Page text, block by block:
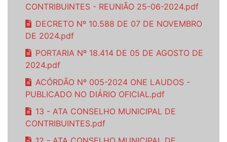
CONTRIBUINTES - REUNIÃO 25-06-2024.pdf
DECRETO Nº 10.588 DE 07 DE NOVEMBRO
DE 2024.pdf
PORTARIA Nº 18.414 DE 05 DE AGOSTO DE
2024.pdf
ACÓRDÃO Nº 005-2024 ONE LAUDOS -
PUBLICADO NO DIÁRIO OFICIAL.pdf
13 - ATA CONSELHO MUNICIPAL DE
CONTRIBUINTES.pdf